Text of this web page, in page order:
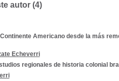
autor (4)
Americano desde la más
Echeverri
regionales de historia colonial